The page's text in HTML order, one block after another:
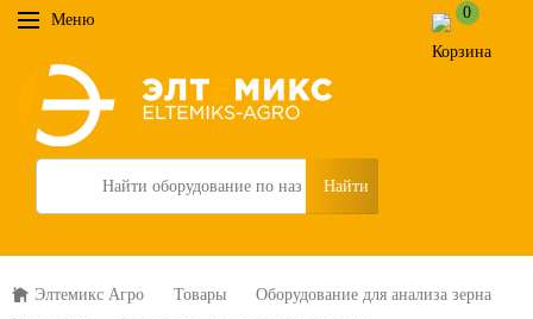
Меню 0
Search
Элтемикс Агро Товары
Оборудование для анализа зерна